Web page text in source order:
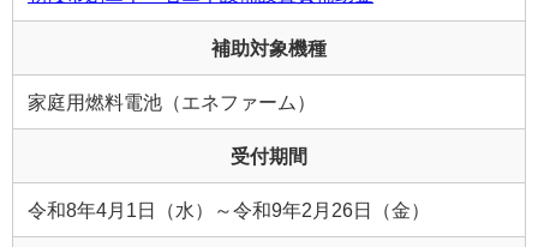
補助対象機種
家庭用燃料電池（エネファーム）
受付期間
令和8年4月1日（水）～令和9年2月26日（金）